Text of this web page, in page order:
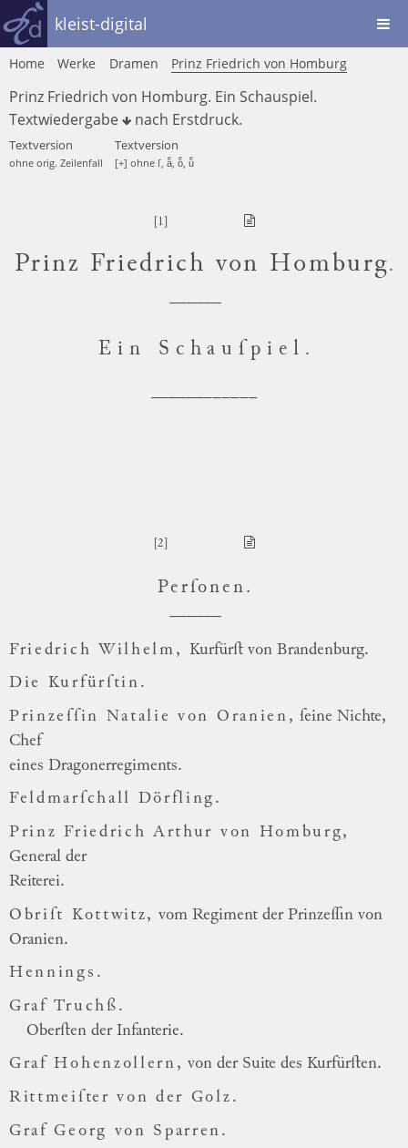
kleist-digital
Home Werke Dramen Prinz Friedrich von Homburg
Prinz Friedrich von Homburg. Ein Schauspiel.
Textwiedergabe
nach Erstdruck.
Textversion
ohne orig. Zeilenfall
Textversion
[+] ohne ſ, aͤ, oͤ, uͤ
[1]
Prinz Friedrich von Homburg.
Ein Schauſpiel .
[2]
Perſonen.
Friedrich Wilhelm,Kurfürſt von Brandenburg.
Die Kurfürſtin.
Prinzeſſin Natalie von Oranien, ſeine Nichte,
Chef
eines Dragonerregiments.
Feldmarſchall Dörfling.
Prinz Friedrich Arthur von Homburg,
General der
Reiterei.
Obriſt Kottwitz, vom Regiment der Prinzeſſin von
Oranien.
Hennings.
Graf Truchß.
Oberſten der Infanterie.
Graf Hohenzollern, von der Suite des Kurfürſten.
Rittmeiſter von der Golz.
Graf Georg von Sparren.